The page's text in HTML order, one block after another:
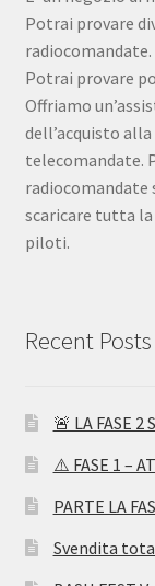
Potrai provare
radiocomandate.
Potrai provare
Offriamo
dell’acquisto
telecomandate.
radiocomandate
scaricare tutta
piloti.
Recent Posts
🚨 LA FASE 2
⚠️ FASE 1 –
PARTE LA
Svendita